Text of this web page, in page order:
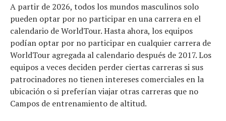
A partir de 2026, todos los mundos masculinos solo
pueden optar por no participar en una carrera en el
calendario de WorldTour. Hasta ahora, los equipos
podían optar por no participar en cualquier carrera de
WorldTour agregada al calendario después de 2017. Los
equipos a veces deciden perder ciertas carreras si sus
patrocinadores no tienen intereses comerciales en la
ubicación o si preferían viajar otras carreras que no
Campos de entrenamiento de altitud.